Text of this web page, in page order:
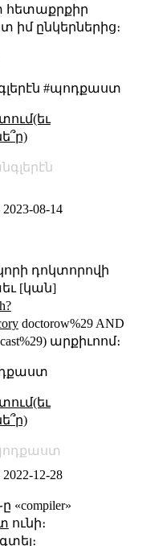
հետաքրքիր
իմ ընկերներից։
#պոդքաստ
2023-08-14
դոկտորովի
[կան]
doctorow%29 AND
արքիւոոմ։
2022-12-28
«compiler»
ունի։